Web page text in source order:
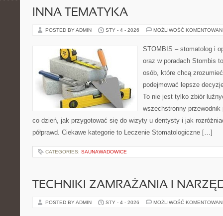
INNA TEMATYKA
POSTED BY ADMIN STY - 4 - 2026 MOŻLIWOŚĆ
STOMBIS – stomatolog i
oraz w poradach Stombis
osób, które chcą
podejmować lepsze
To nie jest tylko zbiór
wszechstronny
co dzień, jak przygotować się do wizyty u dentysty i jak
półprawd. Ciekawe kategorie to Leczenie Stomatologiczne […]
CATEGORIES: SAUNAWADOWICE
TECHNIKI ZAMRAŻANIA I
POSTED BY ADMIN STY - 4 - 2026 MOŻLIWOŚĆ